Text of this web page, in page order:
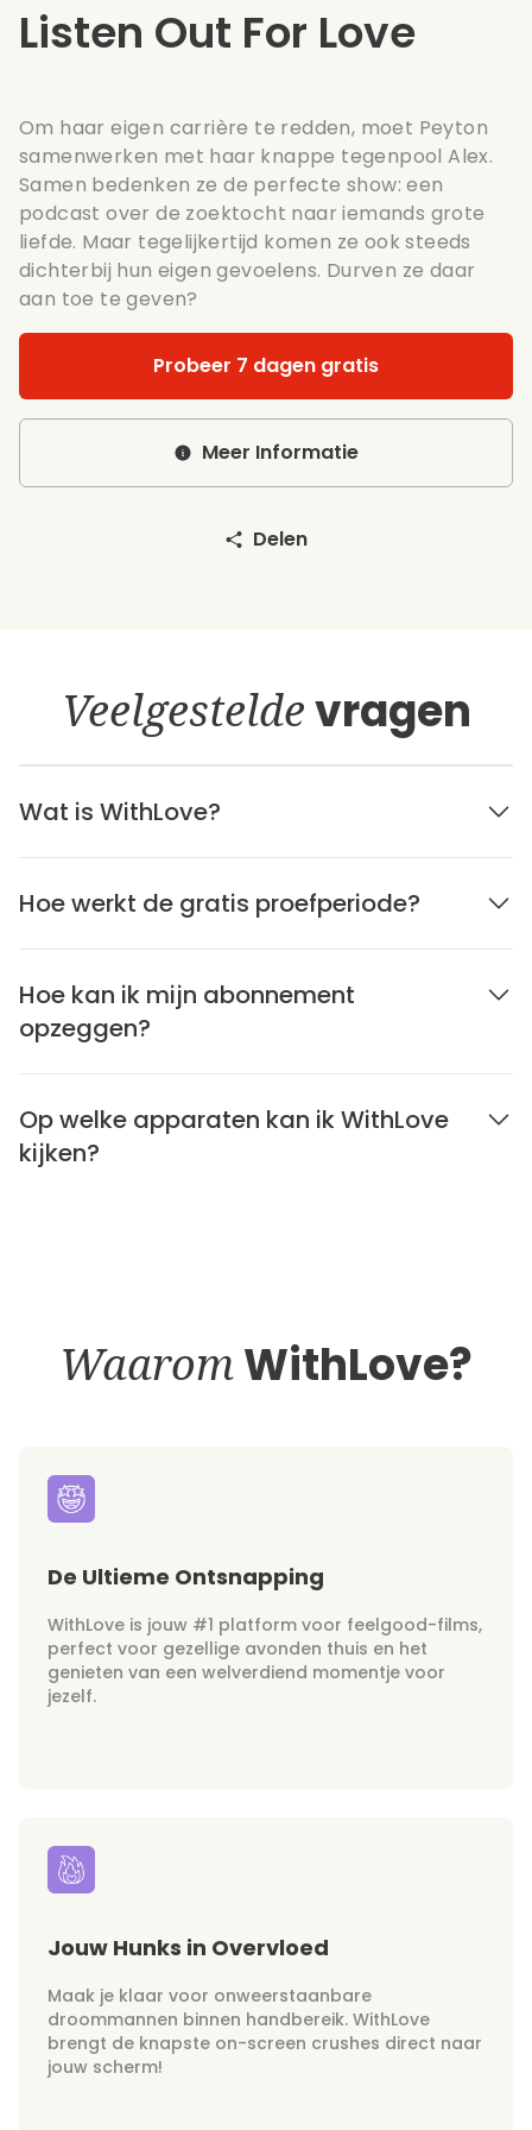
Listen Out For Love
Om haar eigen carrière te redden, moet Peyton
samenwerken met haar knappe tegenpool Alex.
Samen bedenken ze de perfecte show: een
podcast over de zoektocht naar iemands grote
liefde. Maar tegelijkertijd komen ze ook steeds
dichterbij hun eigen gevoelens. Durven ze daar
aan toe te geven?
Probeer 7 dagen gratis
Meer Informatie
Delen
Veelgesteldevragen
Wat is WithLove?
Hoe werkt de gratis proefperiode?
Hoe kan ik mijn abonnement
opzeggen?
Op welke apparaten kan ik WithLove
kijken?
WaaromWithLove?
De Ultieme Ontsnapping
WithLove is jouw #1 platform voor feelgood-films,
perfect voor gezellige avonden thuis en het
genieten van een welverdiend momentje voor
jezelf.
Jouw Hunks in Overvloed
Maak je klaar voor onweerstaanbare
droommannen binnen handbereik. WithLove
brengt de knapste on-screen crushes direct naar
jouw scherm!